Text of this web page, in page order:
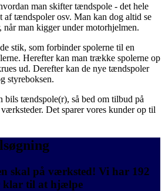
man skifter tændspole - det hele
af tændspoler osv. Man kan dog altid se
man kigger under motorhjelmen.
stik, som forbinder spolerne til en
Herefter kan man trække spolerne op
ud. Derefter kan de nye tændspoler
styreboksen.
bils tændspole(r), så bed om tilbud på
Det sparer vores kunder op til
skal på værksted! Vi har 192
klar til at hjælpe